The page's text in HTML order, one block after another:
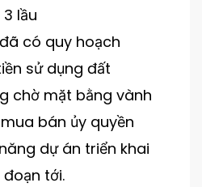
lầu
có quy hoạch
sử dụng đất
chờ mặt bằng vành
bán ủy quyền
dự án triển khai
tới.